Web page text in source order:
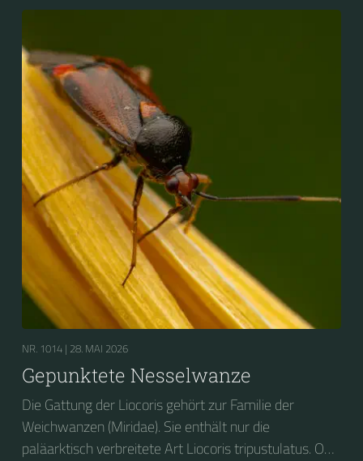
wird sie auf Deutsch vielfach als Gepunktete
NR. 1014 | 28. MAI 2026
Gepunktete Nesselwanze
Die Gattung der Liocoris gehört zur Familie der
Weichwanzen (Miridae). Sie enthält nur die
paläarktisch verbreitete Art Liocoris tripustulatus. Ob